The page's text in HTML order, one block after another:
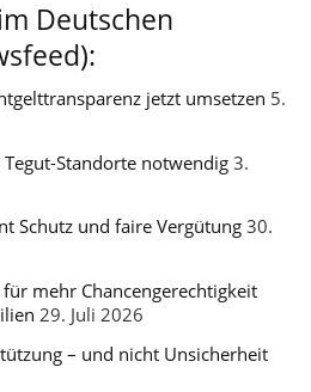
Deutschen
jetzt umsetzen 5.
Standorte notwendig 3.
Schutz und faire Vergütung 30.
mehr Chancengerechtigkeit
29. Juli 2026
– und nicht Unsicherheit